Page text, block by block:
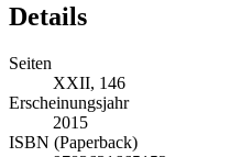
Details
Seiten
XXII, 146
Erscheinungsjahr
2015
ISBN (Paperback)